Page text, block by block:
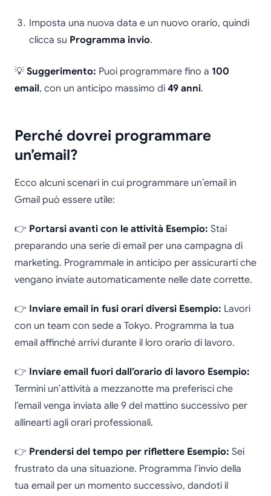
Imposta una nuova data e un nuovo orario, quindi
clicca su Programma invio.
💡 Suggerimento: Puoi programmare fino a 100
email, con un anticipo massimo di 49 anni.
Perché dovrei programmare
un’email?
Ecco alcuni scenari in cui programmare un’email in
Gmail può essere utile:
👉 Portarsi avanti con le attività Esempio: Stai
preparando una serie di email per una campagna di
marketing. Programmale in anticipo per assicurarti che
vengano inviate automaticamente nelle date corrette.
👉 Inviare email in fusi orari diversi Esempio: Lavori
con un team con sede a Tokyo. Programma la tua
email affinché arrivi durante il loro orario di lavoro.
👉 Inviare email fuori dall’orario di lavoro Esempio:
Termini un’attività a mezzanotte ma preferisci che
l’email venga inviata alle 9 del mattino successivo per
allinearti agli orari professionali.
👉 Prendersi del tempo per riflettere Esempio: Sei
frustrato da una situazione. Programma l’invio della
tua email per un momento successivo, dandoti il